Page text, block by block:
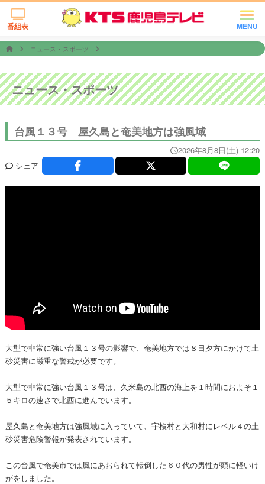
MENU
番組表
ニュース・スポーツ
ニュース・スポーツ
台風１３号 屋久島と奄美地方は強風域
2026年8月8日(土) 12:20
シェア
大型で非常に強い台風１３号の影響で、奄美地方では８日夕方にかけて土
砂災害に厳重な警戒が必要です。
大型で非常に強い台風１３号は、久米島の北西の海上を１時間におよそ１
５キロの速さで北西に進んでいます。
屋久島と奄美地方は強風域に入っていて、宇検村と大和村にレベル４の土
砂災害危険警報が発表されています。
この台風で奄美市では風にあおられて転倒した６０代の男性が頭に軽いけ
がをしました。